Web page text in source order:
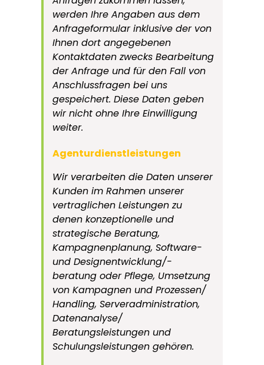
werden Ihre Angaben aus dem
Anfrageformular inklusive der von
Ihnen dort angegebenen
Kontaktdaten zwecks Bearbeitung
der Anfrage und für den Fall von
Anschlussfragen bei uns
gespeichert. Diese Daten geben
wir nicht ohne Ihre Einwilligung
weiter.
Agenturdienstleistungen
Wir verarbeiten die Daten unserer
Kunden im Rahmen unserer
vertraglichen Leistungen zu
denen konzeptionelle und
strategische Beratung,
Kampagnenplanung, Software-
und Designentwicklung/-
beratung oder Pflege, Umsetzung
von Kampagnen und Prozessen/
Handling, Serveradministration,
Datenanalyse/
Beratungsleistungen und
Schulungsleistungen gehören.